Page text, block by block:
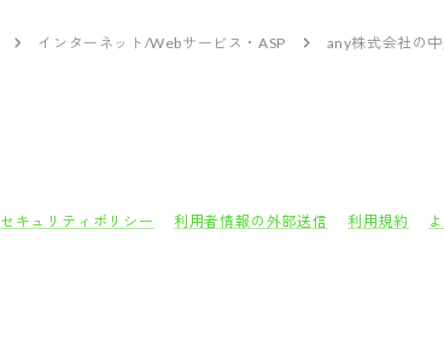
インターネット/Webサービス・ASP any株式会社の
セキュリティポリシー 利用者情報の外部送信 利用規約